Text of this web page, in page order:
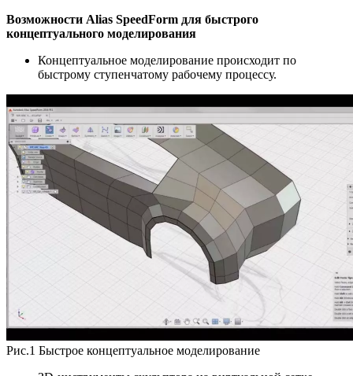
Возможности Alias SpeedForm для быстрого
концептуального моделирования
Концептуальное моделирование происходит по
быстрому ступенчатому рабочему процессу.
Рис.1 Быстрое концептуальное моделирование